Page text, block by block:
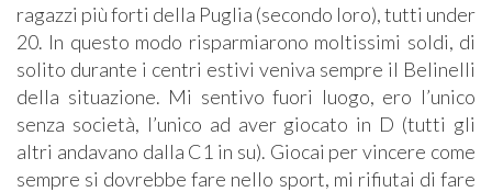
ragazzi più forti della Puglia (secondo loro), tutti under
20. In questo modo risparmiarono moltissimi soldi, di
solito durante i centri estivi veniva sempre il Belinelli
della situazione. Mi sentivo fuori luogo, ero l’unico
senza società, l’unico ad aver giocato in D (tutti gli
altri andavano dalla C1 in su). Giocai per vincere come
sempre si dovrebbe fare nello sport, mi rifiutai di fare